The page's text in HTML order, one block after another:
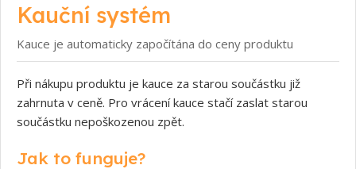
Kauční systém
Kauce je automaticky započítána do ceny produktu
Při nákupu produktu je kauce za starou součástku již
zahrnuta v ceně. Pro vrácení kauce stačí zaslat starou
součástku nepoškozenou zpět.
Jak to funguje?